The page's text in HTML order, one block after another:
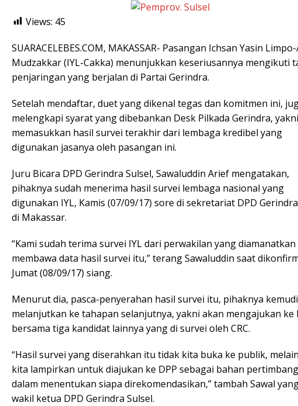
Views: 45
SUARACELEBES.COM, MAKASSAR- Pasangan Ichsan Yasin
Mudzakkar (IYL-Cakka) menunjukkan keseriusannya mengikuti
penjaringan yang berjalan di Partai Gerindra.
Setelah mendaftar, duet yang dikenal tegas dan komitmen ini,
melengkapi syarat yang dibebankan Desk Pilkada Gerindra,
memasukkan hasil survei terakhir dari lembaga kredibel yang
digunakan jasanya oleh pasangan ini.
Juru Bicara DPD Gerindra Sulsel, Sawaluddin Arief mengatakan,
pihaknya sudah menerima hasil survei lembaga nasional yang
digunakan IYL, Kamis (07/09/17) sore di sekretariat DPD
di Makassar.
“Kami sudah terima survei IYL dari perwakilan yang diamanatkan
membawa data hasil survei itu,” terang Sawaluddin saat
Jumat (08/09/17) siang.
Menurut dia, pasca-penyerahan hasil survei itu, pihaknya
melanjutkan ke tahapan selanjutnya, yakni akan mengajukan ke
bersama tiga kandidat lainnya yang di survei oleh CRC.
“Hasil survei yang diserahkan itu tidak kita buka ke publik,
kita lampirkan untuk diajukan ke DPP sebagai bahan
dalam menentukan siapa direkomendasikan,” tambah Sawal
wakil ketua DPD Gerindra Sulsel.